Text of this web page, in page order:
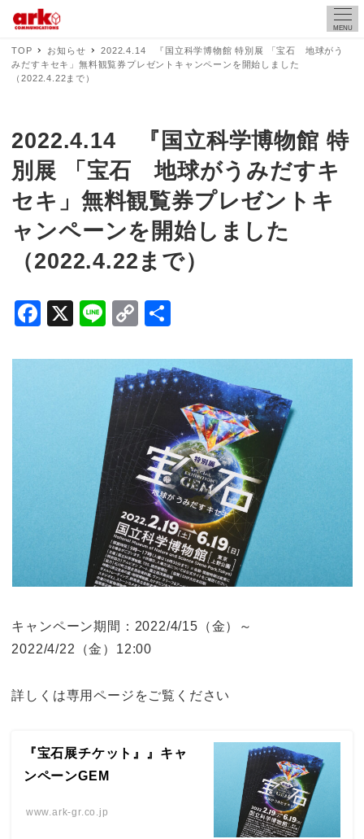
MENU
TOP お知らせ
2022.4.14 『国立科学博物館 特別展 「宝石 地球がう
みだすキセキ」無料観覧券プレゼントキャンペーンを開始しました
（2022.4.22まで）
2022.4.14 『国立科学博物館 特
別展 「宝石 地球がうみだすキ
セキ」無料観覧券プレゼントキ
ャンペーンを開始しました
（2022.4.22まで）
F
c
X
Li
e
C
p
y
Li
n
k
キャンペーン期間：2022/4/15（金）～
2022/4/22（金）12:00
詳しくは専用ページをご覧ください
『宝石展チケット』』キャ
ンペーンGEM
www.ark-gr.co.jp